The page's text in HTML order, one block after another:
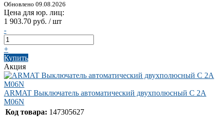
Обновлено 09.08.2026
Цена для юр. лиц:
1 903.70 руб. / шт
-
+
Купить
Акция
ARMAT Выключатель автоматический двухполюсный C 2А
M06N
Код товара: 147305627